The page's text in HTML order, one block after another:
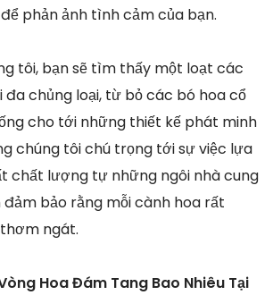
phản ảnh tình cảm của bạn.
tôi, bạn sẽ tìm thấy một loạt các
chủng loại, từ bỏ các bó hoa cổ
cho tới những thiết kế phát minh
chúng tôi chú trọng tới sự việc lựa
chất lượng tự những ngôi nhà cung
bảo rằng mỗi cành hoa rất
ngát.
Hoa Đám Tang Bao Nhiêu Tại